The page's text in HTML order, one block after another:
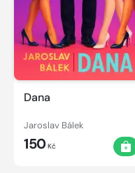
Dana
Jaroslav Bálek
150Kč